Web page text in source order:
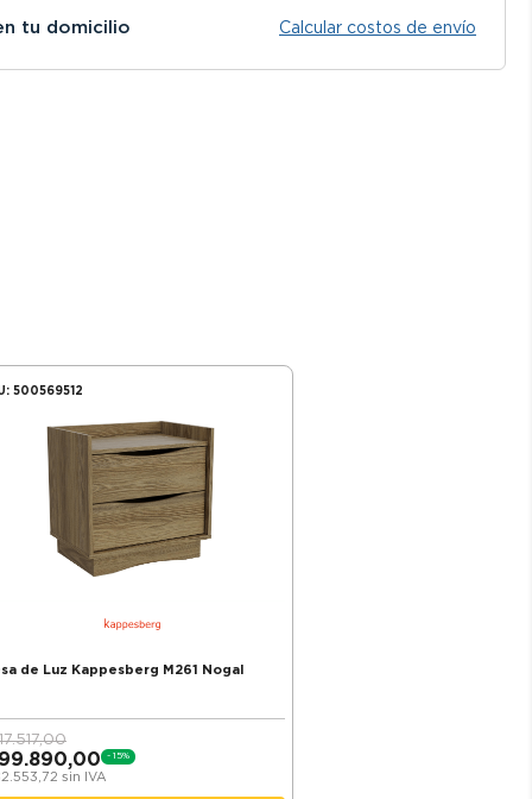
tu domicilio Calcular costos de envío
500569512
de Luz Kappesberg M261 Nogal
99.890,00 - 15%
sin IVA